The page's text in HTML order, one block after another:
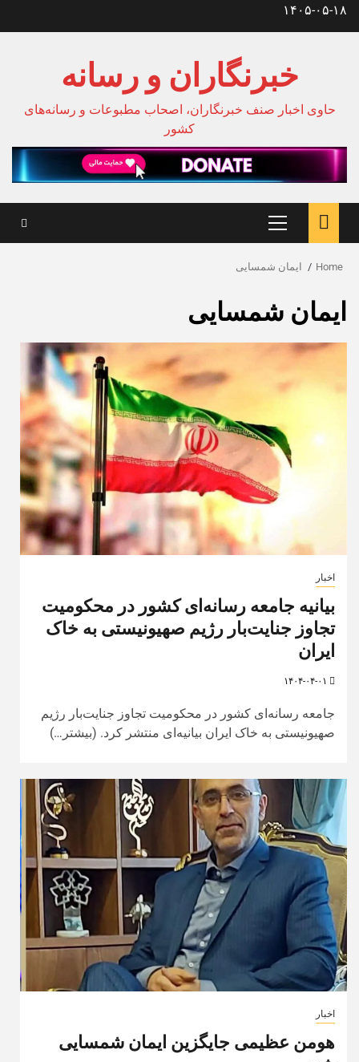
Skip۱۴۰۵-۰۵-۱۸
خبرنگاران و رسانه
حاوی اخبار صنف خبرنگاران، اصحاب مطبوعات و رسانه‌های
کشور
Primary
Menu
Home ایمان شمسایی
ایمان شمسایی
اخبار
بیانیه جامعه رسانه‌ای کشور در محکومیت
تجاوز جنایت‌بار رژیم صهیونیستی به خاک
ایران
جامعه رسانه‌ای کشور در محکومیت تجاوز جنایت‌بار رژیم
صهیونیستی به خاک ایران بیانیه‌ای منتشر کرد. (بیشتر…)
اخبار
هومن عظیمی جایگزین ایمان شمسایی